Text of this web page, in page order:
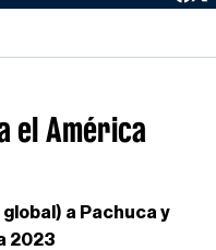
el América
a Pachuca y
2023